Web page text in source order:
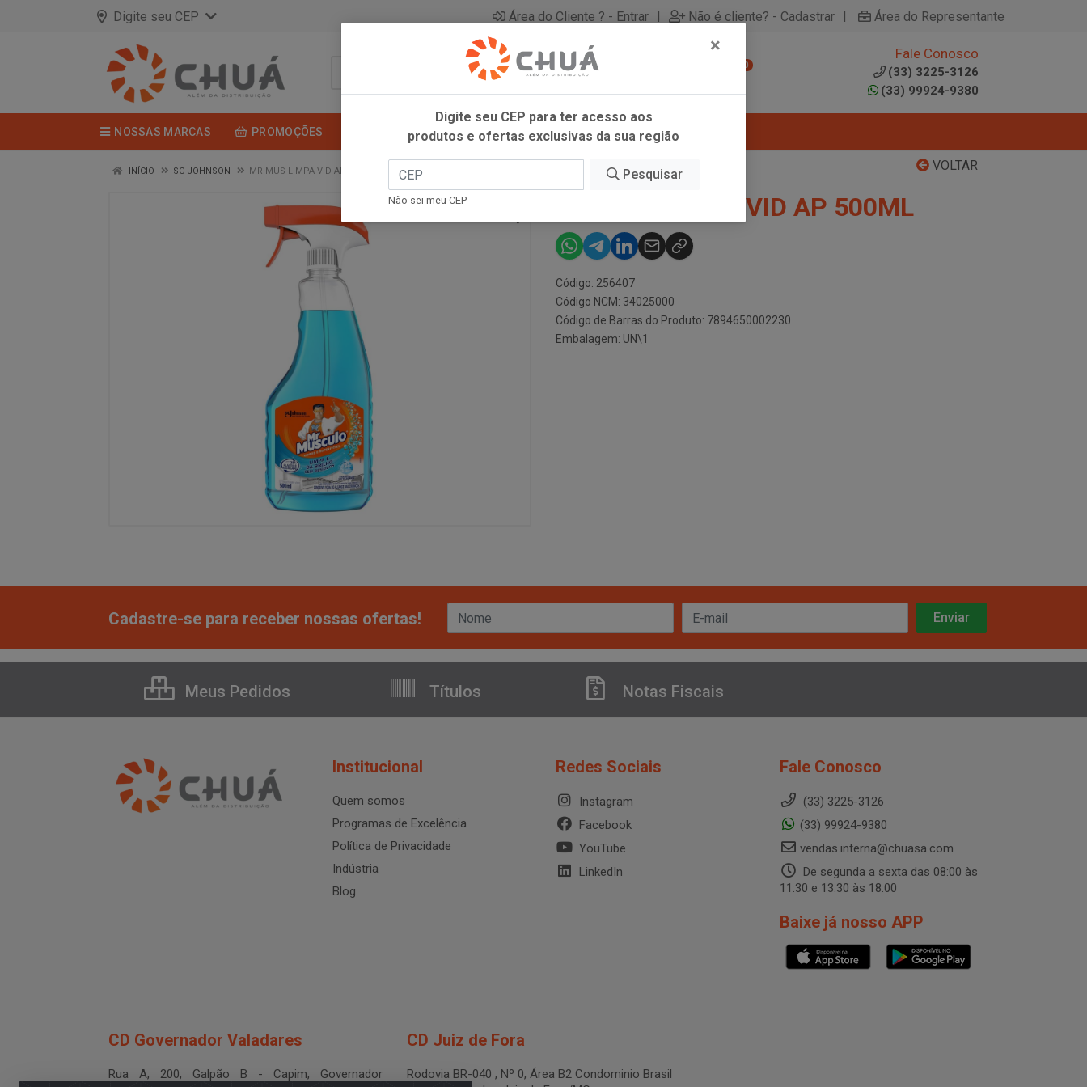
Digite seu CEP Área do Cliente ? - Entrar | Não é cliente? - Cadastrar | Área do Representante
0
Fale Conosco
(33) 3225-3126
(33) 99924-9380
NOSSAS MARCAS PROMOÇÕES
VOLTAR
INÍCIO SC JOHNSON MR MUS LIMPA VID AP 500ML
MR MUS LIMPA VID AP 500ML
Código: 256407
Código NCM: 34025000
Código de Barras do Produto: 7894650002230
Embalagem: UN\1
Cadastre-se para receber nossas ofertas!
Meus Pedidos Títulos Notas Fiscais
Institucional
Quem somos
Programas de Excelência
Política de Privacidade
Indústria
Blog
Redes Sociais
Instagram
Facebook
YouTube
LinkedIn
Fale Conosco
(33) 3225-3126
(33) 99924-9380
vendas.interna@chuasa.com
De segunda a sexta das 08:00 às
11:30 e 13:30 às 18:00
Baixe já nosso APP
CD Governador Valadares
Rua A, 200, Galpão B - Capim, Governador
CD Juiz de Fora
Rodovia BR-040 , Nº 0, Área B2 Condominio Brasil
×
Digite seu CEP para ter acesso aos
produtos e ofertas exclusivas da sua região
Pesquisar
Não sei meu CEP